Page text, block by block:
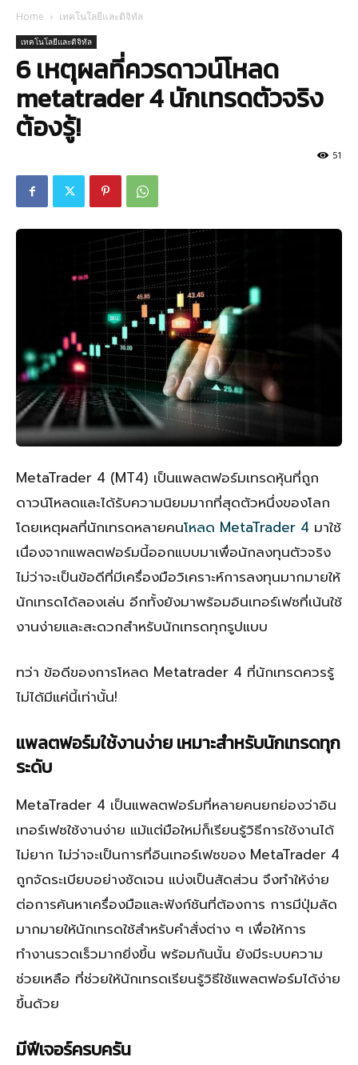
Home เทคโนโลยีและดิจิทัล
เทคโนโลยีและดิจิทัล
6 เหตุผลที่ควรดาวน์โหลด
metatrader 4 นักเทรดตัวจริง
ต้องรู้!
51
MetaTrader 4 (MT4) เป็นแพลตฟอร์มเทรดหุ้นที่ถูก
ดาวน์โหลดและได้รับความนิยมมากที่สุดตัวหนึ่งของโลก
โดยเหตุผลที่นักเทรดหลายคนโหลด MetaTrader 4 มาใช้
เนื่องจากแพลตฟอร์มนี้ออกแบบมาเพื่อนักลงทุนตัวจริง
ไม่ว่าจะเป็นข้อดีที่มีเครื่องมือวิเคราะห์การลงทุนมากมายให้
นักเทรดได้ลองเล่น อีกทั้งยังมาพร้อมอินเทอร์เฟซที่เน้นใช้
งานง่ายและสะดวกสำหรับนักเทรดทุกรูปแบบ
ทว่า ข้อดีของการโหลด Metatrader 4 ที่นักเทรดควรรู้
ไม่ได้มีแค่นี้เท่านั้น!
แพลตฟอร์มใช้งานง่าย เหมาะสำหรับนักเทรดทุก
ระดับ
MetaTrader 4 เป็นแพลตฟอร์มที่หลายคนยกย่องว่าอิน
เทอร์เฟซใช้งานง่าย แม้แต่มือใหม่ก็เรียนรู้วิธีการใช้งานได้
ไม่ยาก ไม่ว่าจะเป็นการที่อินเทอร์เฟซของ MetaTrader 4
ถูกจัดระเบียบอย่างชัดเจน แบ่งเป็นสัดส่วน จึงทำให้ง่าย
ต่อการค้นหาเครื่องมือและฟังก์ชันที่ต้องการ การมีปุ่มลัด
มากมายให้นักเทรดใช้สำหรับคำสั่งต่าง ๆ เพื่อให้การ
ทำงานรวดเร็วมากยิ่งขึ้น พร้อมกันนั้น ยังมีระบบความ
ช่วยเหลือ ที่ช่วยให้นักเทรดเรียนรู้วิธีใช้แพลตฟอร์มได้ง่าย
ขึ้นด้วย
มีฟีเจอร์ครบครัน